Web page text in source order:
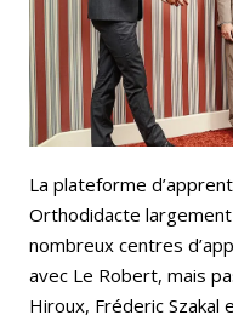
Bluesky
La plateforme
Orthodidacte
nombreux centres
avec Le Robert, mais
Hiroux, Fréderic Szakal